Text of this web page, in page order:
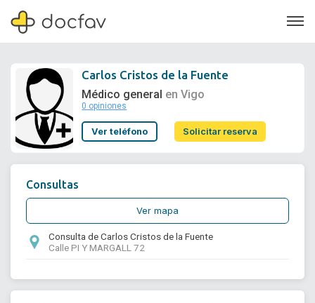
Soporte
Carlos Cristos de la Fuente
Médico general en Vigo
0 opiniones
Ver teléfono Solicitar reserva
Consultas
Ver mapa
Consulta de Carlos Cristos de la Fuente
Calle PI Y MARGALL 72